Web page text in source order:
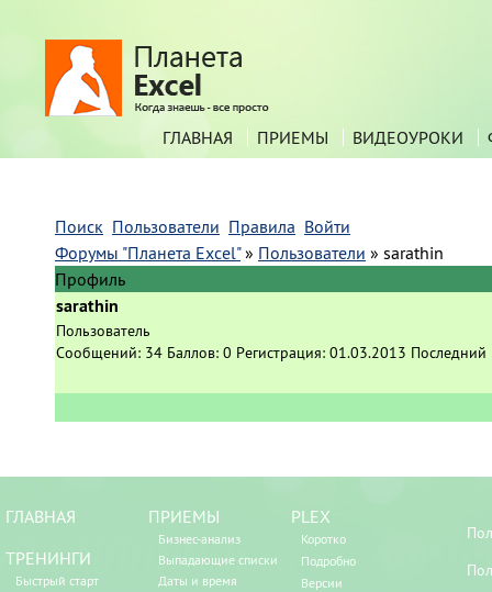
ГЛАВНАЯ ПРИЕМЫ ВИДЕОУРОКИ
Поиск Пользователи Правила Войти
Форумы "Планета Excel" » Пользователи » sarathin
Профиль
sarathin
Пользователь
Сообщений: 34 Баллов: 0 Регистрация: 01.03.2013 Последний
ГЛАВНАЯ
ТРЕНИНГИ
Быстрый старт
ПРИЕМЫ
Бизнес-анализ
Выпадающие списки
Даты и время
PLEX
Коротко
Подробно
Версии